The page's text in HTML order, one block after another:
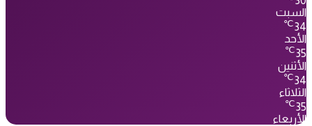
السبت
34
℃
الأحد
35
℃
الأثنين
34
℃
الثلاثاء
35
℃
الأربعاء